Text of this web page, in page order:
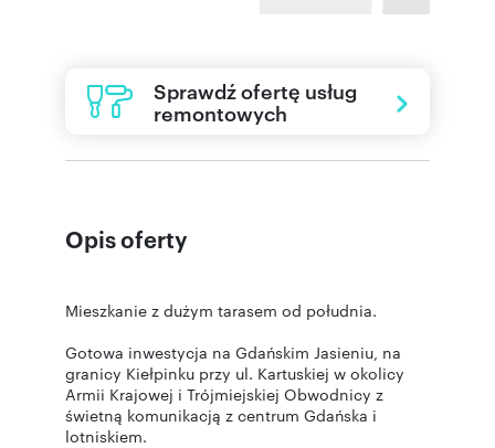
Sprawdź ofertę usług
remontowych
Opis oferty
Mieszkanie z dużym tarasem od południa.
Gotowa inwestycja na Gdańskim Jasieniu, na
granicy Kiełpinku przy ul. Kartuskiej w okolicy
Armii Krajowej i Trójmiejskiej Obwodnicy z
świetną komunikacją z centrum Gdańska i
lotniskiem.